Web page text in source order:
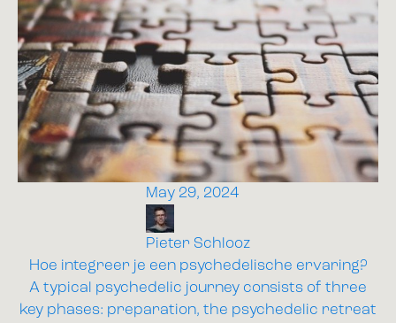
May 29, 2024
Pieter Schlooz
Hoe integreer je een psychedelische ervaring?
A typical psychedelic journey consists of three
key phases: preparation, the psychedelic retreat